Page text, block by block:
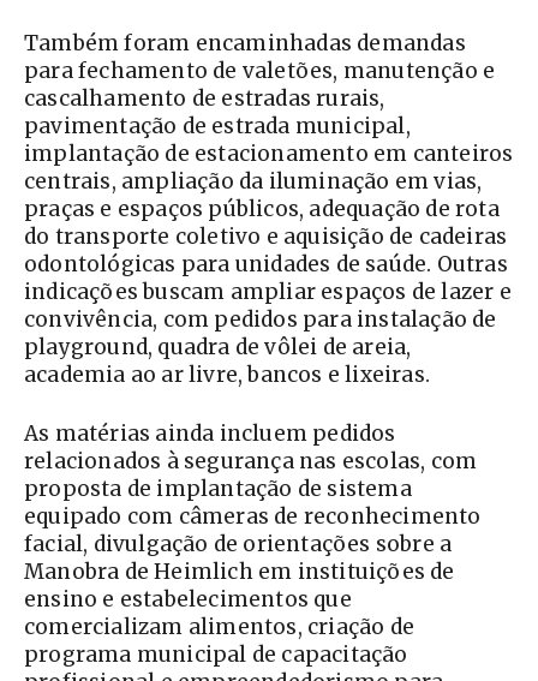
Também foram encaminhadas demandas
para fechamento de valetões, manutenção e
cascalhamento de estradas rurais,
pavimentação de estrada municipal,
implantação de estacionamento em canteiros
centrais, ampliação da iluminação em vias,
praças e espaços públicos, adequação de rota
do transporte coletivo e aquisição de cadeiras
odontológicas para unidades de saúde. Outras
indicações buscam ampliar espaços de lazer e
convivência, com pedidos para instalação de
playground, quadra de vôlei de areia,
academia ao ar livre, bancos e lixeiras.
As matérias ainda incluem pedidos
relacionados à segurança nas escolas, com
proposta de implantação de sistema
equipado com câmeras de reconhecimento
facial, divulgação de orientações sobre a
Manobra de Heimlich em instituições de
ensino e estabelecimentos que
comercializam alimentos, criação de
programa municipal de capacitação